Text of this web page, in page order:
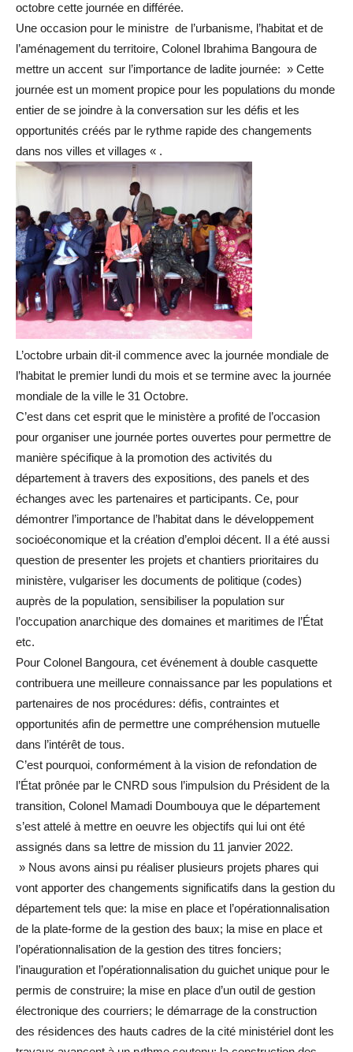
octobre cette journée en différée.
Une occasion pour le ministre de l’urbanisme, l’habitat et de
l’aménagement du territoire, Colonel Ibrahima Bangoura de
mettre un accent sur l’importance de ladite journée: » Cette
journée est un moment propice pour les populations du monde
entier de se joindre à la conversation sur les défis et les
opportunités créés par le rythme rapide des changements
dans nos villes et villages « .
L’octobre urbain dit-il commence avec la journée mondiale de
l’habitat le premier lundi du mois et se termine avec la journée
mondiale de la ville le 31 Octobre.
C’est dans cet esprit que le ministère a profité de l’occasion
pour organiser une journée portes ouvertes pour permettre de
manière spécifique à la promotion des activités du
département à travers des expositions, des panels et des
échanges avec les partenaires et participants. Ce, pour
démontrer l’importance de l’habitat dans le développement
socioéconomique et la création d’emploi décent. Il a été aussi
question de presenter les projets et chantiers prioritaires du
ministère, vulgariser les documents de politique (codes)
auprès de la population, sensibiliser la population sur
l’occupation anarchique des domaines et maritimes de l’État
etc.
Pour Colonel Bangoura, cet événement à double casquette
contribuera une meilleure connaissance par les populations et
partenaires de nos procédures: défis, contraintes et
opportunités afin de permettre une compréhension mutuelle
dans l’intérêt de tous.
C’est pourquoi, conformément à la vision de refondation de
l’État prônée par le CNRD sous l’impulsion du Président de la
transition, Colonel Mamadi Doumbouya que le département
s’est attelé à mettre en oeuvre les objectifs qui lui ont été
assignés dans sa lettre de mission du 11 janvier 2022.
» Nous avons ainsi pu réaliser plusieurs projets phares qui
vont apporter des changements significatifs dans la gestion du
département tels que: la mise en place et l’opérationnalisation
de la plate-forme de la gestion des baux; la mise en place et
l’opérationnalisation de la gestion des titres fonciers;
l’inauguration et l’opérationnalisation du guichet unique pour le
permis de construire; la mise en place d’un outil de gestion
électronique des courriers; le démarrage de la construction
des résidences des hauts cadres de la cité ministériel dont les